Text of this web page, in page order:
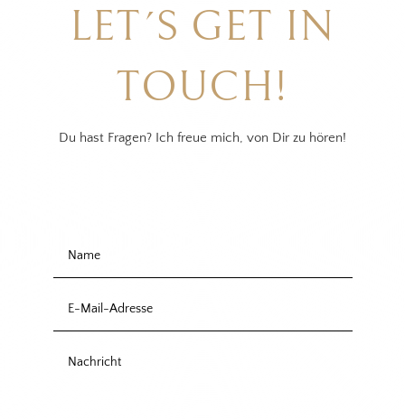
LET´S GET IN
TOUCH!
Du hast Fragen? Ich freue mich, von Dir zu hören!